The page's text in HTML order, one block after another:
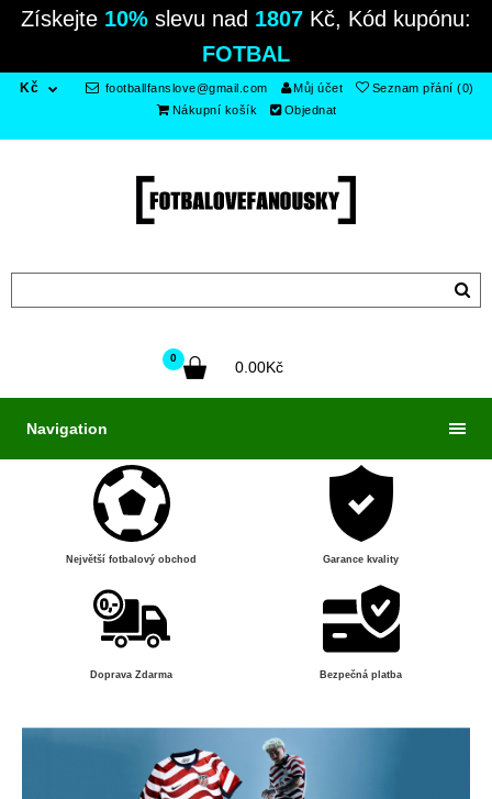
Získejte 10% slevu nad 1807 Kč, Kód kupónu:
FOTBAL
Kč footballfanslove@gmail.com Můj účet
Seznam přání (0)
Nákupní košík
Objednat
0
0.00Kč
Navigation
Největší fotbalový obchod Garance kvality
Doprava Zdarma Bezpečná platba